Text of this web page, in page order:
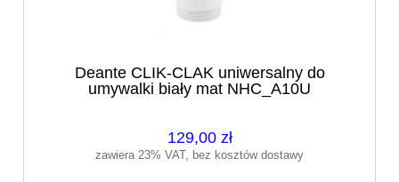
Deante CLIK-CLAK uniwersalny do
umywalki biały mat NHC_A10U
129,00 zł
zawiera 23% VAT, bez kosztów dostawy